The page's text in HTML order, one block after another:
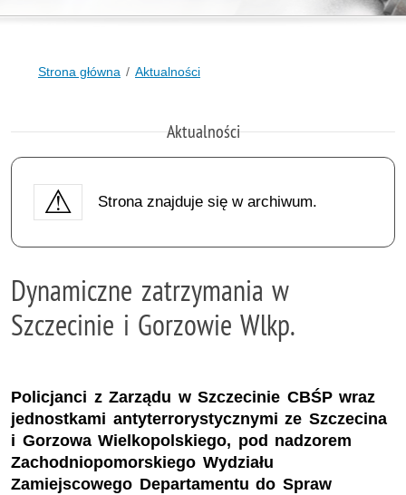
Strona główna Aktualności
Aktualności
Strona znajduje się w archiwum.
Dynamiczne zatrzymania w
Szczecinie i Gorzowie Wlkp.
Policjanci z Zarządu w Szczecinie CBŚP wraz
jednostkami antyterrorystycznymi ze Szczecina
i Gorzowa Wielkopolskiego, pod nadzorem
Zachodniopomorskiego Wydziału
Zamiejscowego Departamentu do Spraw